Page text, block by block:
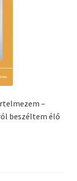
–
beszéltem élő